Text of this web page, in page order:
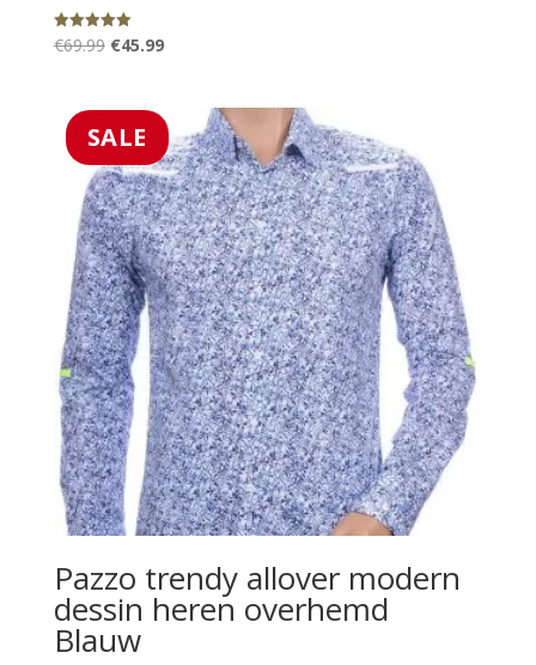
Gewaardeerd
5.00
€69.99 Oorspronkelijke
€69.99.
€45.99Huidige
€45.99.
SALE
Pazzo trendy allover modern
dessin heren overhemd
Blauw